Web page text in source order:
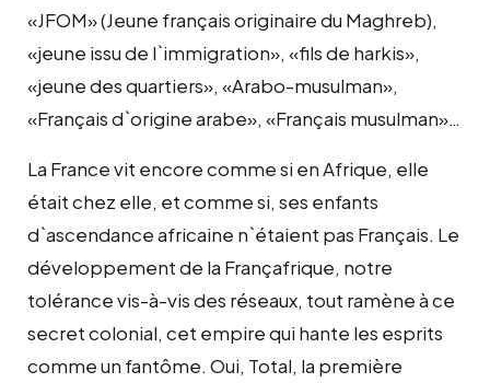
«JFOM» (Jeune français originaire du Maghreb),
«jeune issu de l`immigration», «fils de harkis»,
«jeune des quartiers», «Arabo-musulman»,
«Français d`origine arabe», «Français musulman»…
La France vit encore comme si en Afrique, elle
était chez elle, et comme si, ses enfants
d`ascendance africaine n`étaient pas Français. Le
développement de la Françafrique, notre
tolérance vis-à-vis des réseaux, tout ramène à ce
secret colonial, cet empire qui hante les esprits
comme un fantôme. Oui, Total, la première